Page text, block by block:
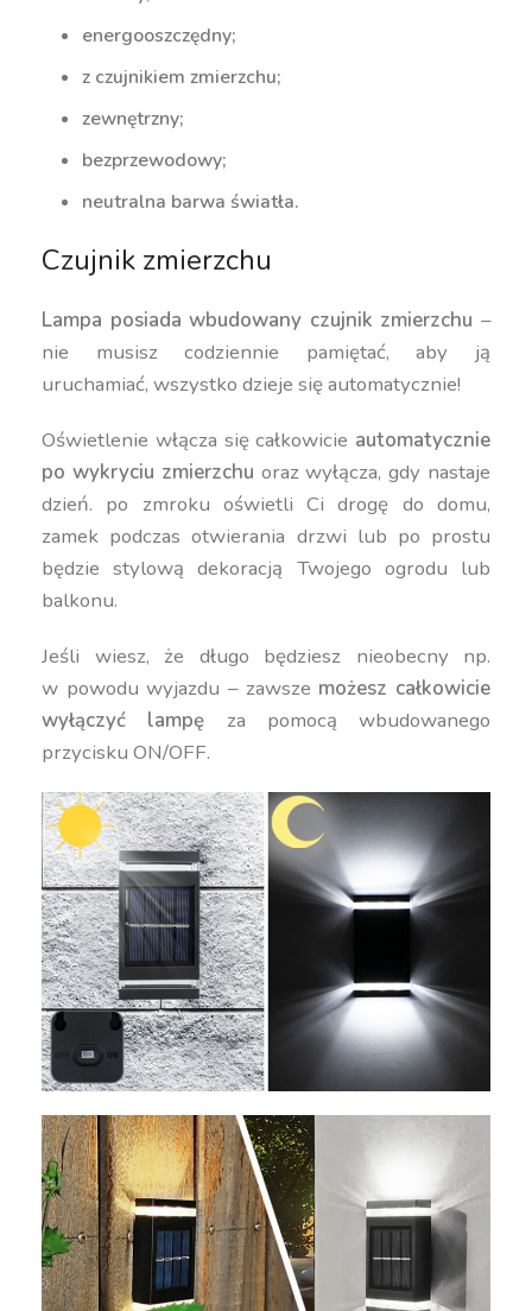
energooszczędny;
z czujnikiem zmierzchu;
zewnętrzny;
bezprzewodowy;
neutralna barwa światła.
Czujnik zmierzchu
Lampa posiada wbudowany czujnik zmierzchu –
nie musisz codziennie pamiętać, aby ją
uruchamiać, wszystko dzieje się automatycznie!
Oświetlenie włącza się całkowicie automatycznie
po wykryciu zmierzchu oraz wyłącza, gdy nastaje
dzień. po zmroku oświetli Ci drogę do domu,
zamek podczas otwierania drzwi lub po prostu
będzie stylową dekoracją Twojego ogrodu lub
balkonu.
Jeśli wiesz, że długo będziesz nieobecny np.
w powodu wyjazdu – zawsze możesz całkowicie
wyłączyć lampę za pomocą wbudowanego
przycisku ON/OFF.